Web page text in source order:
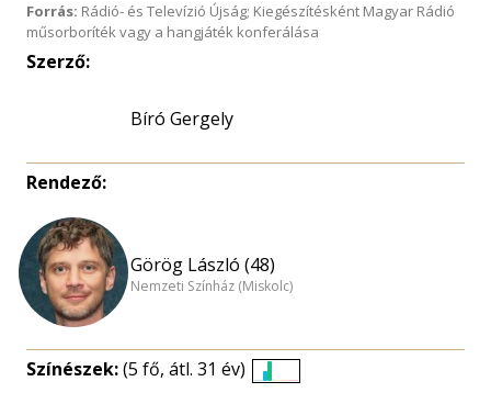
Forrás: Rádió- és Televízió Újság; Kiegészítésként Magyar Rádió
műsorboríték vagy a hangjáték konferálása
Szerző:
Bíró Gergely
Rendező:
Görög László (48)
Nemzeti Színház (Miskolc)
Színészek:(5 fő, átl. 31 év)